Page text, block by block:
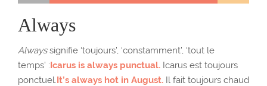
Always
Alwayssignifie ‘toujours’, ‘constamment’, ‘tout le
temps’ :Icarus is always punctual. Icarus est toujours
ponctuel.It’s always hot in August. Il fait toujours chaud